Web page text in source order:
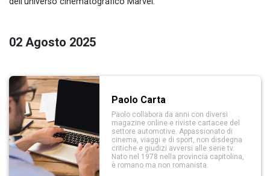
02 Agosto 2025
Paolo Carta
Paolo collabora da anni con diversi
magazine online e riviste cartacee del
settore automotive. Appassionato di
cinema, viaggi e di sport, non disdegna
critiche e giudizi avversi alle serie tv.
Nato nel 1978 nella provincia capitolina,
è romano ma non romanista.